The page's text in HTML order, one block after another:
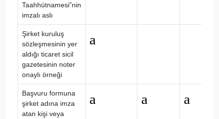
Taahhütnamesi”nin
imzalı aslı
Şirket kuruluş
sözleşmesinin yer
aldığı ticaret sicil
gazetesinin noter
onaylı örneği
a
Başvuru formuna
şirket adına imza
atan kişi veya
a a a